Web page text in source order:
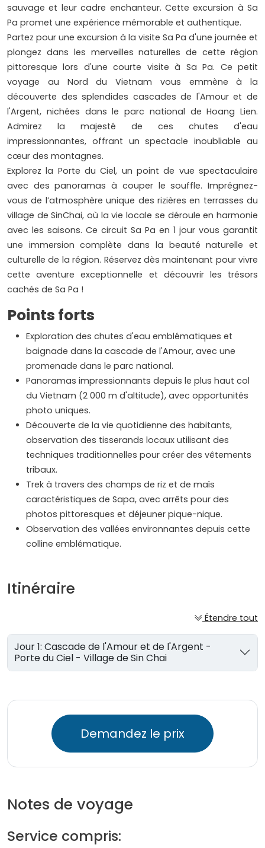
sauvage et leur cadre enchanteur. Cette excursion à Sa
Pa promet une expérience mémorable et authentique.
Partez pour une excursion à la visite Sa Pa d'une journée et
plongez dans les merveilles naturelles de cette région
pittoresque lors d'une courte visite à Sa Pa. Ce petit
voyage au Nord du Vietnam vous emmène à la
découverte des splendides cascades de l'Amour et de
l'Argent, nichées dans le parc national de Hoang Lien.
Admirez la majesté de ces chutes d'eau
impressionnantes, offrant un spectacle inoubliable au
cœur des montagnes.
Explorez la Porte du Ciel, un point de vue spectaculaire
avec des panoramas à couper le souffle. Imprégnez-
vous de l’atmosphère unique des rizières en terrasses du
village de SinChai, où la vie locale se déroule en harmonie
avec les saisons. Ce circuit Sa Pa en 1 jour vous garantit
une immersion complète dans la beauté naturelle et
culturelle de la région. Réservez dès maintenant pour vivre
cette aventure exceptionnelle et découvrir les trésors
cachés de Sa Pa !
Points forts
Exploration des chutes d'eau emblématiques et
baignade dans la cascade de l'Amour, avec une
promenade dans le parc national.
Panoramas impressionnants depuis le plus haut col
du Vietnam (2 000 m d'altitude), avec opportunités
photo uniques.
Découverte de la vie quotidienne des habitants,
observation des tisserands locaux utilisant des
techniques traditionnelles pour créer des vêtements
tribaux.
Trek à travers des champs de riz et de maïs
caractéristiques de Sapa, avec arrêts pour des
photos pittoresques et déjeuner pique-nique.
Observation des vallées environnantes depuis cette
colline emblématique.
Itinéraire
Étendre tout
Jour 1: Cascade de l'Amour et de l'Argent -
Porte du Ciel - Village de Sin Chai
Demandez le prix
Notes de voyage
Service compris: